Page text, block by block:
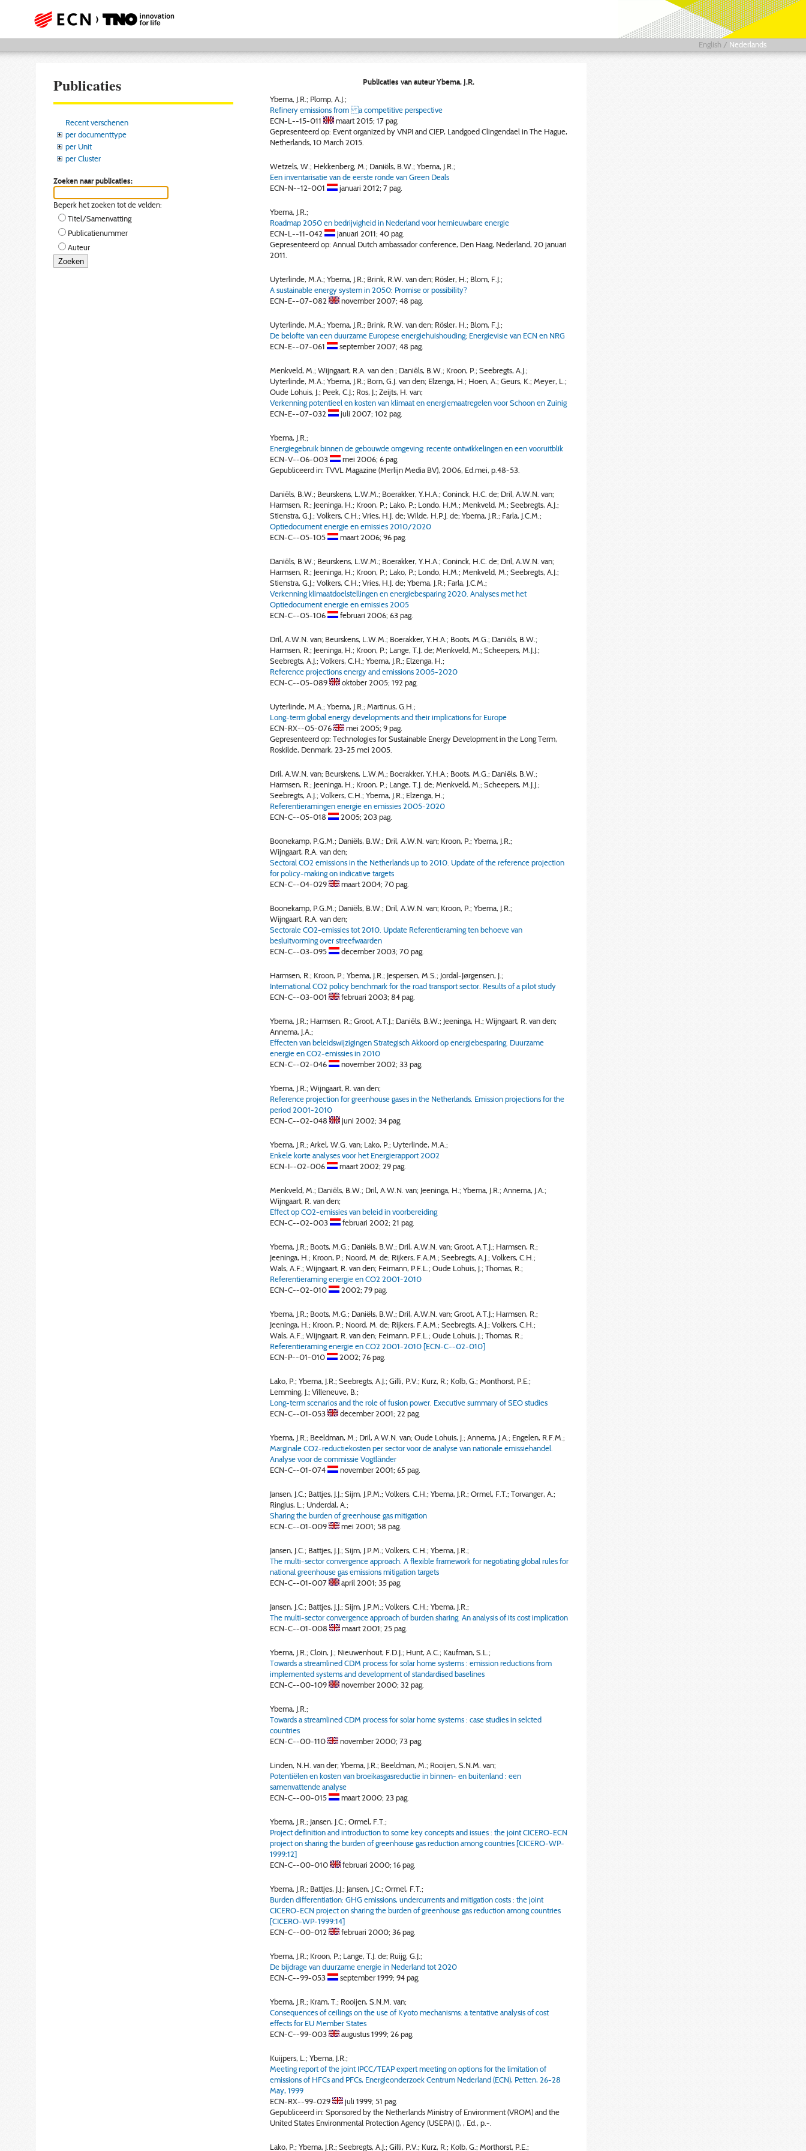
English / Nederlands
Publicaties
Recent verschenen
per documenttype
per Unit
per Cluster
Zoeken naar publicaties:
Beperk het zoeken tot de velden:
Titel/Samenvatting
Publicatienummer
Auteur
Publicaties van auteur Ybema, J.R.
Ybema, J.R.; Plomp, A.J.;
Refinery emissions from a competitive perspective
ECN-L--15-011
maart 2015; 17 pag.
Gepresenteerd op: Event organized by VNPI and CIEP, Landgoed Clingendael in The Hague,
Netherlands, 10 March 2015.
Wetzels, W.; Hekkenberg, M.; Daniëls, B.W.; Ybema, J.R.;
Een inventarisatie van de eerste ronde van Green Deals
ECN-N--12-001
januari 2012; 7 pag.
Ybema, J.R.;
Roadmap 2050 en bedrijvigheid in Nederland voor hernieuwbare energie
ECN-L--11-042
januari 2011; 40 pag.
Gepresenteerd op: Annual Dutch ambassador conference, Den Haag, Nederland, 20 januari
2011.
Uyterlinde, M.A.; Ybema, J.R.; Brink, R.W. van den; Rösler, H.; Blom, F.J.;
A sustainable energy system in 2050: Promise or possibility?
ECN-E--07-082
november 2007; 48 pag.
Uyterlinde, M.A.; Ybema, J.R.; Brink, R.W. van den; Rösler, H.; Blom, F.J.;
De belofte van een duurzame Europese energiehuishouding; Energievisie van ECN en NRG
ECN-E--07-061
september 2007; 48 pag.
Menkveld, M.; Wijngaart, R.A. van den ; Daniëls, B.W.; Kroon, P.; Seebregts, A.J.;
Uyterlinde, M.A.; Ybema, J.R.; Born, G.J. van den; Elzenga, H.; Hoen, A.; Geurs, K.; Meyer, L.;
Oude Lohuis, J.; Peek, C.J.; Ros, J.; Zeijts, H. van;
Verkenning potentieel en kosten van klimaat en energiemaatregelen voor Schoon en Zuinig
ECN-E--07-032
juli 2007; 102 pag.
Ybema, J.R.;
Energiegebruik binnen de gebouwde omgeving: recente ontwikkelingen en een vooruitblik
ECN-V--06-003
mei 2006; 6 pag.
Gepubliceerd in: TVVL Magazine (Merlijn Media BV), 2006, Ed.mei, p.48-53.
Daniëls, B.W.; Beurskens, L.W.M.; Boerakker, Y.H.A.; Coninck, H.C. de; Dril, A.W.N. van;
Harmsen, R.; Jeeninga, H.; Kroon, P.; Lako, P.; Londo, H.M.; Menkveld, M.; Seebregts, A.J.;
Stienstra, G.J.; Volkers, C.H.; Vries, H.J. de; Wilde, H.P.J. de; Ybema, J.R.; Farla, J.C.M.;
Optiedocument energie en emissies 2010/2020
ECN-C--05-105
maart 2006; 96 pag.
Daniëls, B.W.; Beurskens, L.W.M.; Boerakker, Y.H.A.; Coninck, H.C. de; Dril, A.W.N. van;
Harmsen, R.; Jeeninga, H.; Kroon, P.; Lako, P.; Londo, H.M.; Menkveld, M.; Seebregts, A.J.;
Stienstra, G.J.; Volkers, C.H.; Vries, H.J. de; Ybema, J.R.; Farla, J.C.M.;
Verkenning klimaatdoelstellingen en energiebesparing 2020. Analyses met het
Optiedocument energie en emissies 2005
ECN-C--05-106
februari 2006; 63 pag.
Dril, A.W.N. van; Beurskens, L.W.M.; Boerakker, Y.H.A.; Boots, M.G.; Daniëls, B.W.;
Harmsen, R.; Jeeninga, H.; Kroon, P.; Lange, T.J. de; Menkveld, M.; Scheepers, M.J.J.;
Seebregts, A.J.; Volkers, C.H.; Ybema, J.R.; Elzenga, H.;
Reference projections energy and emissions 2005-2020
ECN-C--05-089
oktober 2005; 192 pag.
Uyterlinde, M.A.; Ybema, J.R.; Martinus, G.H.;
Long-term global energy developments and their implications for Europe
ECN-RX--05-076
mei 2005; 9 pag.
Gepresenteerd op: Technologies for Sustainable Energy Development in the Long Term,
Roskilde, Denmark, 23-25 mei 2005.
Dril, A.W.N. van; Beurskens, L.W.M.; Boerakker, Y.H.A.; Boots, M.G.; Daniëls, B.W.;
Harmsen, R.; Jeeninga, H.; Kroon, P.; Lange, T.J. de; Menkveld, M.; Scheepers, M.J.J.;
Seebregts, A.J.; Volkers, C.H.; Ybema, J.R.; Elzenga, H.;
Referentieramingen energie en emissies 2005-2020
ECN-C--05-018
2005; 203 pag.
Boonekamp, P.G.M.; Daniëls, B.W.; Dril, A.W.N. van; Kroon, P.; Ybema, J.R.;
Wijngaart, R.A. van den;
Sectoral CO2 emissions in the Netherlands up to 2010. Update of the reference projection
for policy-making on indicative targets
ECN-C--04-029
maart 2004; 70 pag.
Boonekamp, P.G.M.; Daniëls, B.W.; Dril, A.W.N. van; Kroon, P.; Ybema, J.R.;
Wijngaart, R.A. van den;
Sectorale CO2-emissies tot 2010. Update Referentieraming ten behoeve van
besluitvorming over streefwaarden
ECN-C--03-095
december 2003; 70 pag.
Harmsen, R.; Kroon, P.; Ybema, J.R.; Jespersen, M.S.; Jordal-Jørgensen, J.;
International CO2 policy benchmark for the road transport sector. Results of a pilot study
ECN-C--03-001
februari 2003; 84 pag.
Ybema, J.R.; Harmsen, R.; Groot, A.T.J.; Daniëls, B.W.; Jeeninga, H.; Wijngaart, R. van den;
Annema, J.A.;
Effecten van beleidswijzigingen Strategisch Akkoord op energiebesparing. Duurzame
energie en CO2-emissies in 2010
ECN-C--02-046
november 2002; 33 pag.
Ybema, J.R.; Wijngaart, R. van den;
Reference projection for greenhouse gases in the Netherlands. Emission projections for the
period 2001-2010
ECN-C--02-048
juni 2002; 34 pag.
Ybema, J.R.; Arkel, W.G. van; Lako, P.; Uyterlinde, M.A.;
Enkele korte analyses voor het Energierapport 2002
ECN-I--02-006
maart 2002; 29 pag.
Menkveld, M.; Daniëls, B.W.; Dril, A.W.N. van; Jeeninga, H.; Ybema, J.R.; Annema, J.A.;
Wijngaart, R. van den;
Effect op CO2-emissies van beleid in voorbereiding
ECN-C--02-003
februari 2002; 21 pag.
Ybema, J.R.; Boots, M.G.; Daniëls, B.W.; Dril, A.W.N. van; Groot, A.T.J.; Harmsen, R.;
Jeeninga, H.; Kroon, P.; Noord, M. de; Rijkers, F.A.M.; Seebregts, A.J.; Volkers, C.H.;
Wals, A.F.; Wijngaart, R. van den; Feimann, P.F.L.; Oude Lohuis, J.; Thomas, R.;
Referentieraming energie en CO2 2001-2010
ECN-C--02-010
2002; 79 pag.
Ybema, J.R.; Boots, M.G.; Daniëls, B.W.; Dril, A.W.N. van; Groot, A.T.J.; Harmsen, R.;
Jeeninga, H.; Kroon, P.; Noord, M. de; Rijkers, F.A.M.; Seebregts, A.J.; Volkers, C.H.;
Wals, A.F.; Wijngaart, R. van den; Feimann, P.F.L.; Oude Lohuis, J.; Thomas, R.;
Referentieraming energie en CO2 2001-2010 [ECN-C--02-010]
ECN-P--01-010
2002; 76 pag.
Lako, P.; Ybema, J.R.; Seebregts, A.J.; Gilli, P.V.; Kurz, R.; Kolb, G.; Monthorst, P.E.;
Lemming, J.; Villeneuve, B.;
Long-term scenarios and the role of fusion power. Executive summary of SEO studies
ECN-C--01-053
december 2001; 22 pag.
Ybema, J.R.; Beeldman, M.; Dril, A.W.N. van; Oude Lohuis, J.; Annema, J.A.; Engelen, R.F.M.;
Marginale CO2-reductiekosten per sector voor de analyse van nationale emissiehandel.
Analyse voor de commissie Vogtländer
ECN-C--01-074
november 2001; 65 pag.
Jansen, J.C.; Battjes, J.J.; Sijm, J.P.M.; Volkers, C.H.; Ybema, J.R.; Ormel, F.T.; Torvanger, A.;
Ringius, L.; Underdal, A.;
Sharing the burden of greenhouse gas mitigation
ECN-C--01-009
mei 2001; 58 pag.
Jansen, J.C.; Battjes, J.J.; Sijm, J.P.M.; Volkers, C.H.; Ybema, J.R.;
The multi-sector convergence approach. A flexible framework for negotiating global rules for
national greenhouse gas emissions mitigation targets
ECN-C--01-007
april 2001; 35 pag.
Jansen, J.C.; Battjes, J.J.; Sijm, J.P.M.; Volkers, C.H.; Ybema, J.R.;
The multi-sector convergence approach of burden sharing. An analysis of its cost implication
ECN-C--01-008
maart 2001; 25 pag.
Ybema, J.R.; Cloin, J.; Nieuwenhout, F.D.J.; Hunt, A.C.; Kaufman, S.L.;
Towards a streamlined CDM process for solar home systems : emission reductions from
implemented systems and development of standardised baselines
ECN-C--00-109
november 2000; 32 pag.
Ybema, J.R.;
Towards a streamlined CDM process for solar home systems : case studies in selcted
countries
ECN-C--00-110
november 2000; 73 pag.
Linden, N.H. van der; Ybema, J.R.; Beeldman, M.; Rooijen, S.N.M. van;
Potentiëlen en kosten van broeikasgasreductie in binnen- en buitenland : een
samenvattende analyse
ECN-C--00-015
maart 2000; 23 pag.
Ybema, J.R.; Jansen, J.C.; Ormel, F.T.;
Project definition and introduction to some key concepts and issues : the joint CICERO-ECN
project on sharing the burden of greenhouse gas reduction among countries [CICERO-WP-
1999:12]
ECN-C--00-010
februari 2000; 16 pag.
Ybema, J.R.; Battjes, J.J.; Jansen, J.C.; Ormel, F.T.;
Burden differentiation: GHG emissions, undercurrents and mitigation costs : the joint
CICERO-ECN project on sharing the burden of greenhouse gas reduction among countries
[CICERO-WP-1999:14]
ECN-C--00-012
februari 2000; 36 pag.
Ybema, J.R.; Kroon, P.; Lange, T.J. de; Ruijg, G.J.;
De bijdrage van duurzame energie in Nederland tot 2020
ECN-C--99-053
september 1999; 94 pag.
Ybema, J.R.; Kram, T.; Rooijen, S.N.M. van;
Consequences of ceilings on the use of Kyoto mechanisms: a tentative analysis of cost
effects for EU Member States
ECN-C--99-003
augustus 1999; 26 pag.
Kuijpers, L.; Ybema, J.R.;
Meeting report of the joint IPCC/TEAP expert meeting on options for the limitation of
emissions of HFCs and PFCs, Energieonderzoek Centrum Nederland (ECN), Petten, 26-28
May, 1999
ECN-RX--99-029
juli 1999; 51 pag.
Gepubliceerd in: Sponsored by the Netherlands Ministry of Environment (VROM) and the
United States Environmental Protection Agency (USEPA) (), , Ed., p.-.
Lako, P.; Ybema, J.R.; Seebregts, A.J.; Gilli, P.V.; Kurz, R.; Kolb, G.; Morthorst, P.E.;